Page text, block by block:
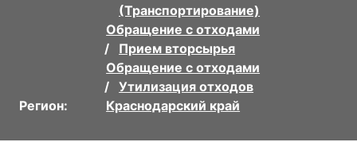
(Транспортирование)
Обращение с отходами
Прием вторсырья
Обращение с отходами
Утилизация отходов
Регион:
Краснодарский край